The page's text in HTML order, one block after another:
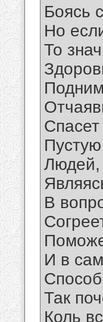
Боясь
Но
То
Людей,
В
И в
Так
Коль